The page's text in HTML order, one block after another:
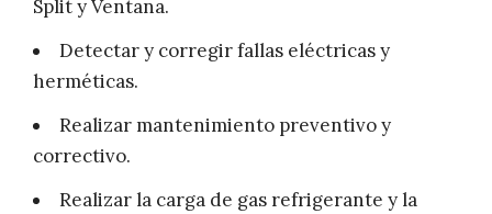
Split y Ventana.
Detectar y corregir fallas eléctricas y
herméticas.
Realizar mantenimiento preventivo y
correctivo.
Realizar la carga de gas refrigerante y la